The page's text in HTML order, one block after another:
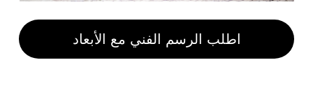
اطلب الرسم الفني مع الأبعاد